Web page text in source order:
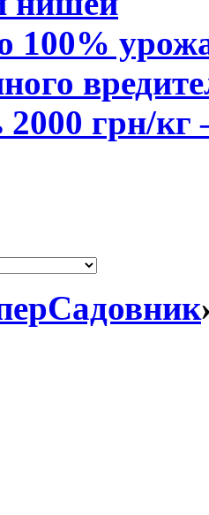
100%
грн/кг